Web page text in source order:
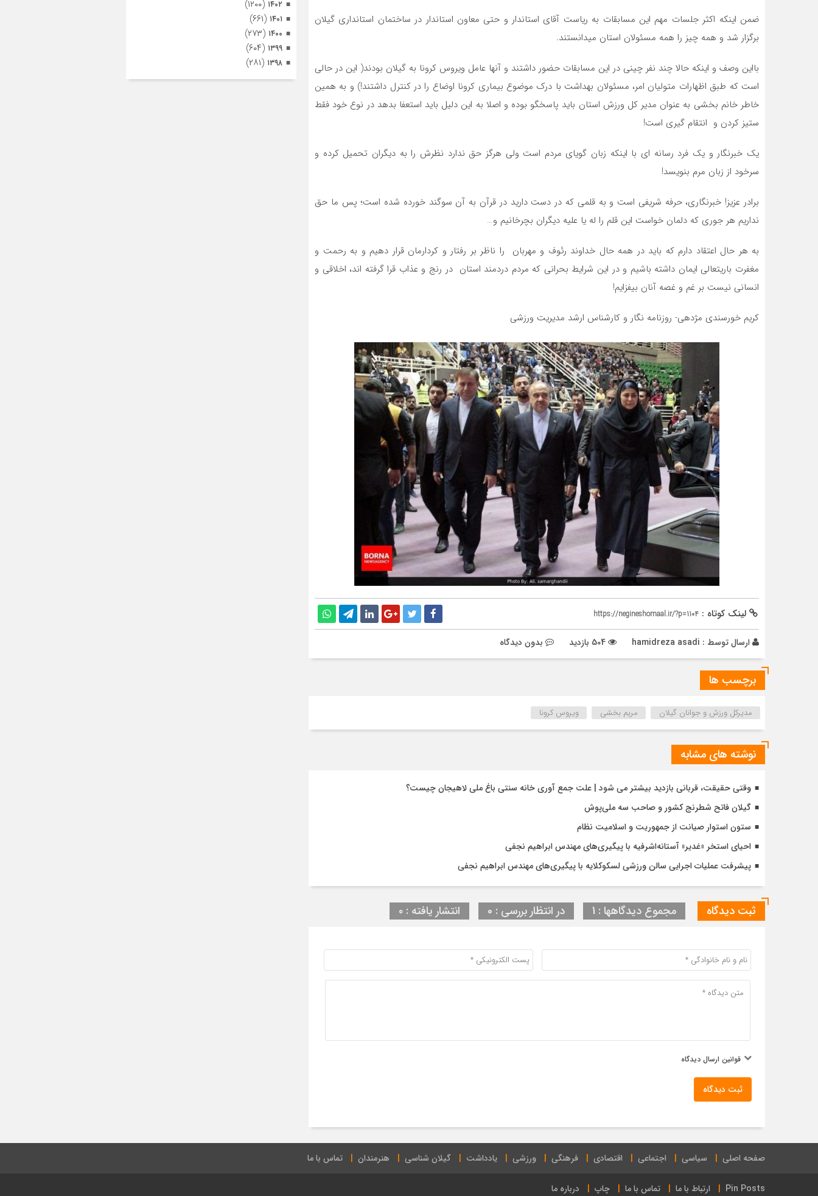
ضمن اینکه اکثر جلسات مهم این مسابقات به ریاست آقای استاندار و حتی معاون استاندار در ساختمان استانداری گیلان
برگزار شد و همه چیز را همه مسئولان استان میدانستند.
بااین وصف و اینکه حالا چند نفر چینی در این مسابقات حضور داشتند و آنها عامل ویروس کرونا به گیلان بودند( این در حالی
است که طبق اظهارات متولیان امر، مسئولان بهداشت با درک موضوع بیماری کرونا اوضاع را در کنترل داشتند!) و به همین
خاطر خانم بخشی به عنوان مدیر کل ورزش استان باید پاسخگو بوده و اصلا به این دلیل باید استعفا بدهد در نوع خود فقط
ستیز کردن و انتقام گیری است!
یک خبرنگار و یک فرد رسانه ای با اینکه زبان گویای مردم است ولی هرگز حق ندارد نظرش را به دیگران تحمیل کرده و
سرخود از زبان مرم بنویسد!
برادر عزیز! خبرنگاری، حرفه شریفی است و به قلمی که در دست دارید در قرآن به آن سوگند خورده شده است؛ پس ما حق
نداریم هر جوری که دلمان خواست این قلم را له یا علیه دیگران بچرخانیم و…
به هر حال اعتقاد دارم که باید در همه حال خداوند رئوف و مهربان را ناظر بر رفتار و کردارمان قرار دهیم و به رحمت و
مغفرت باریتعالی ایمان داشته باشیم و در این شرایط بحرانی که مردم دردمند استان در رنج و عذاب قرا گرفته اند، اخلاقی و
انسانی نیست بر غم و غصه آنان بیفزایم!
کریم خورسندی مژدهی- روزنامه نگار و کارشناس ارشد مدیریت ورزشی
لینک کوتاه : https://negineshomaal.ir/?p=1104
ارسال توسط : hamidreza asadi بدون دیدگاه
برچسب ها
مدیرکل ورزش و جوانان گیلان مریم بخشی ویروس کرونا
نوشته های مشابه
وقتی حقیقت، قربانی بازدید بیشتر می شود | علت جمع آوری خانه سنتی باغ ملی لاهیجان چیست؟
گیلان فاتح شطرنج کشور و صاحب سه ملی‌پوش
ستون استوار صیانت از جمهوریت و اسلامیت نظام
احیای استخر «غدیر» آستانه‌اشرفیه با پیگیری‌های مهندس ابراهیم نجفی
پیشرفت عملیات اجرایی سالن ورزشی لسکوکلایه با پیگیری‌های مهندس ابراهیم نجفی
ثبت دیدگاه مجموع دیدگاهها : 1 در انتظار بررسی : 0 انتشار یافته : ۰
قوانین ارسال دیدگاه
ثبت دیدگاه
۱۴۰۲ (۱۲۰۰)
۱۴۰۱ (۶۶۱)
۱۴۰۰ (۲۷۳)
۱۳۹۹ (۶۰۴)
۱۳۹۸ (۲۸۱)
صفحه اصلی سیاسی اجتماعی اقتصادی فرهنگی ورزشی یادداشت گیلان شناسی هنرمندان تماس با ما
Pin Posts ارتباط با ما تماس با ما چاپ درباره ما